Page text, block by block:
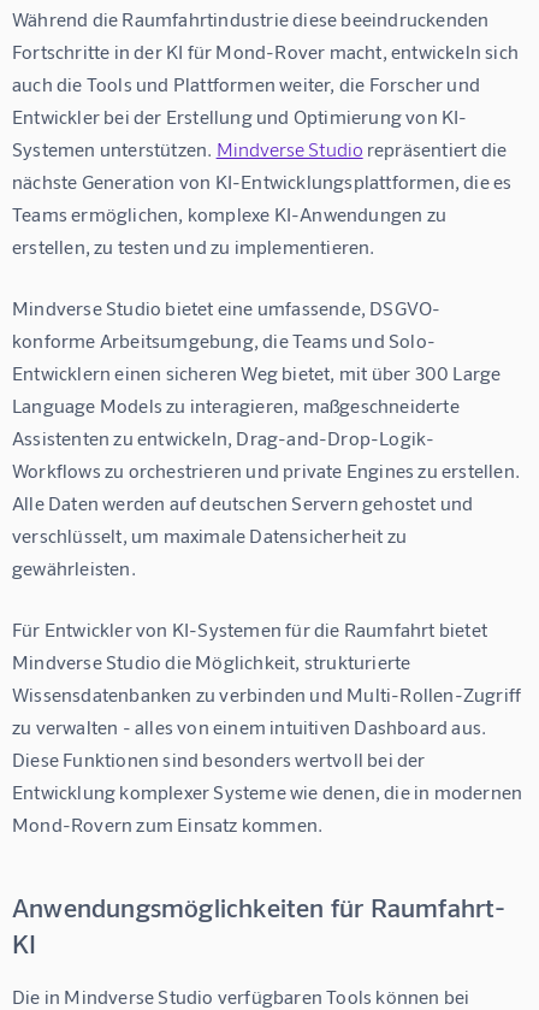
Während die Raumfahrtindustrie diese beeindruckenden
Fortschritte in der KI für Mond-Rover macht, entwickeln sich
auch die Tools und Plattformen weiter, die Forscher und
Entwickler bei der Erstellung und Optimierung von KI-
Systemen unterstützen. Mindverse Studio repräsentiert die
nächste Generation von KI-Entwicklungsplattformen, die es
Teams ermöglichen, komplexe KI-Anwendungen zu
erstellen, zu testen und zu implementieren.
Mindverse Studio bietet eine umfassende, DSGVO-
konforme Arbeitsumgebung, die Teams und Solo-
Entwicklern einen sicheren Weg bietet, mit über 300 Large
Language Models zu interagieren, maßgeschneiderte
Assistenten zu entwickeln, Drag-and-Drop-Logik-
Workflows zu orchestrieren und private Engines zu erstellen.
Alle Daten werden auf deutschen Servern gehostet und
verschlüsselt, um maximale Datensicherheit zu
gewährleisten.
Für Entwickler von KI-Systemen für die Raumfahrt bietet
Mindverse Studio die Möglichkeit, strukturierte
Wissensdatenbanken zu verbinden und Multi-Rollen-Zugriff
zu verwalten - alles von einem intuitiven Dashboard aus.
Diese Funktionen sind besonders wertvoll bei der
Entwicklung komplexer Systeme wie denen, die in modernen
Mond-Rovern zum Einsatz kommen.
Anwendungsmöglichkeiten für Raumfahrt-
KI
Die in Mindverse Studio verfügbaren Tools können bei